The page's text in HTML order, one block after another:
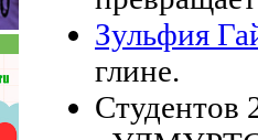
Зульфия
глине.